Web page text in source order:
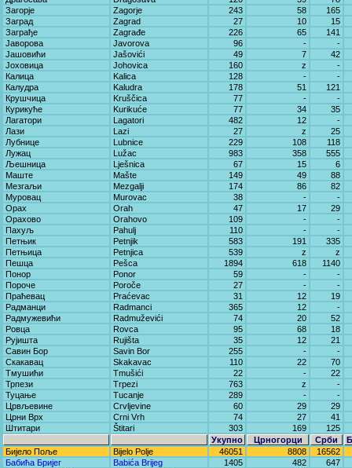
Загорје
Zagorje 243 58
165
Заград
Zagrad 27 10
15
Заграђе
Zagrađe 226 65
141
Јаворова
Javorova 96 -
-
Јашовићи
Jašovići 49 7
42
Јоховица
Johovica 160 z
-
Калица
Kalica 128 -
-
Калудра
Kaludra 178 51
121
Крушчица
Kruščica 77 -
-
Курикуће
Kurikuće 77 34
35
Лагатори
Lagatori 482 12
-
Лази
Lazi 27 z
25
Лубнице
Lubnice 229 108
118
Лужац
Lužac 983 358
555
Љешница
Lješnica 67 15
6
Маште
Mašte 149 49
88
Мезгаљи
Mezgalji 174 86
82
Муровац
Murovac 38 -
-
Орах
Orah 47 17
29
Орахово
Orahovo 109 -
-
Пахуљ
Pahulj 110 -
-
Петњик
Petnjik 583 191
335
Петњица
Petnjica 539 z
z
Пешца
Pešca 1894 618
1140
Понор
Ponor 59 -
-
Пороче
Poroče 27 -
-
Праћевац
Praćevac 31 12
19
Радманци
Radmanci 365 12
-
Радмужевићи
Radmuževići 74 20
52
Ровца
Rovca 95 68
18
Рујишта
Rujišta 35 12
21
Савин Бор
Savin Bor 255 -
-
Скакавац
Skakavac 110 22
70
Тмушићи
Tmušići 22 -
22
Трпези
Trpezi 763 z
-
Туцање
Tucanje 289 -
-
Црвљевине
Crvljevine 60 29
29
Црни Врх
Crni Vrh 74 27
41
Штитари
Štitari 303 169
125
Укупно
Црногорци Срби
Бијело Поље
Bijelo Polje 46051 8808
16562
Бабића Бријег
Babića Brijeg 1405 482
647